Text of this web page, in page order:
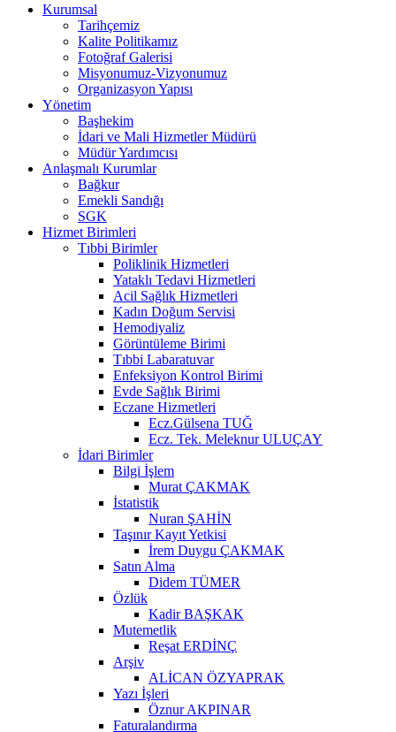
Kurumsal
Tarihçemiz
Kalite Politikamız
Fotoğraf Galerisi
Misyonumuz-Vizyonumuz
Organizasyon Yapısı
Yönetim
Başhekim
İdari ve Mali Hizmetler Müdürü
Müdür Yardımcısı
Anlaşmalı Kurumlar
Bağkur
Emekli Sandığı
SGK
Hizmet Birimleri
Tıbbi Birimler
Poliklinik Hizmetleri
Yataklı Tedavi Hizmetleri
Acil Sağlık Hizmetleri
Kadın Doğum Servisi
Hemodiyaliz
Görüntüleme Birimi
Tıbbi Labaratuvar
Enfeksiyon Kontrol Birimi
Evde Sağlık Birimi
Eczane Hizmetleri
Ecz.Gülsena TUĞ
Ecz. Tek. Meleknur ULUÇAY
İdari Birimler
Bilgi İşlem
Murat ÇAKMAK
İstatistik
Nuran ŞAHİN
Taşınır Kayıt Yetkisi
İrem Duygu ÇAKMAK
Satın Alma
Didem TÜMER
Özlük
Kadir BAŞKAK
Mutemetlik
Reşat ERDİNÇ
Arşiv
ALİCAN ÖZYAPRAK
Yazı İşleri
Öznur AKPINAR
Faturalandırma